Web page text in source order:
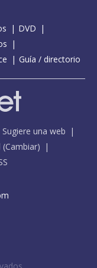
DVD
Guía / directorio
Sugiere una web
(Cambiar)